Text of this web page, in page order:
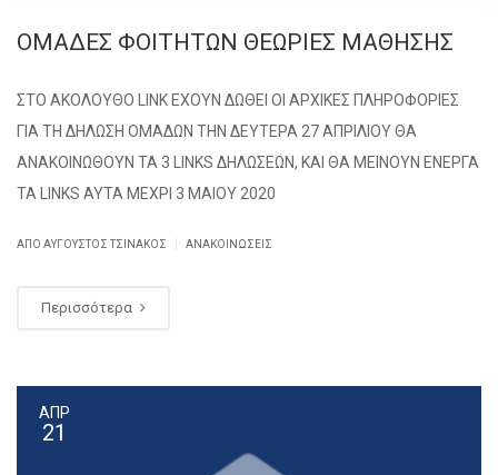
ΟΜΑΔΕΣ ΦΟΙΤΗΤΩΝ ΘΕΩΡΙΕΣ ΜΑΘΗΣΗΣ
ΣΤΟ ΑΚΟΛΟΥΘΟ LINK ΕΧΟΥΝ ΔΩΘΕΙ ΟΙ ΑΡΧΙΚΕΣ ΠΛΗΡΟΦΟΡΙΕΣ
ΓΙΑ ΤΗ ΔΗΛΩΣΗ ΟΜΑΔΩΝ ΤΗΝ ΔΕΥΤΕΡΑ 27 ΑΠΡΙΛΙΟΥ ΘΑ
ΑΝΑΚΟΙΝΩΘΟΥΝ ΤΑ 3 LINKS ΔΗΛΩΣΕΩΝ, ΚΑΙ ΘΑ ΜΕΙΝΟΥΝ ΕΝΕΡΓΑ
ΤΑ LINKS AYTA ΜΕΧΡΙ 3 MAIOY 2020
ΑΠΌ ΑΎΓΟΥΣΤΟΣ ΤΣΙΝΆΚΟΣ ΑΝΑΚΟΙΝΏΣΕΙΣ
Περισσότερα
ΑΠΡ
21